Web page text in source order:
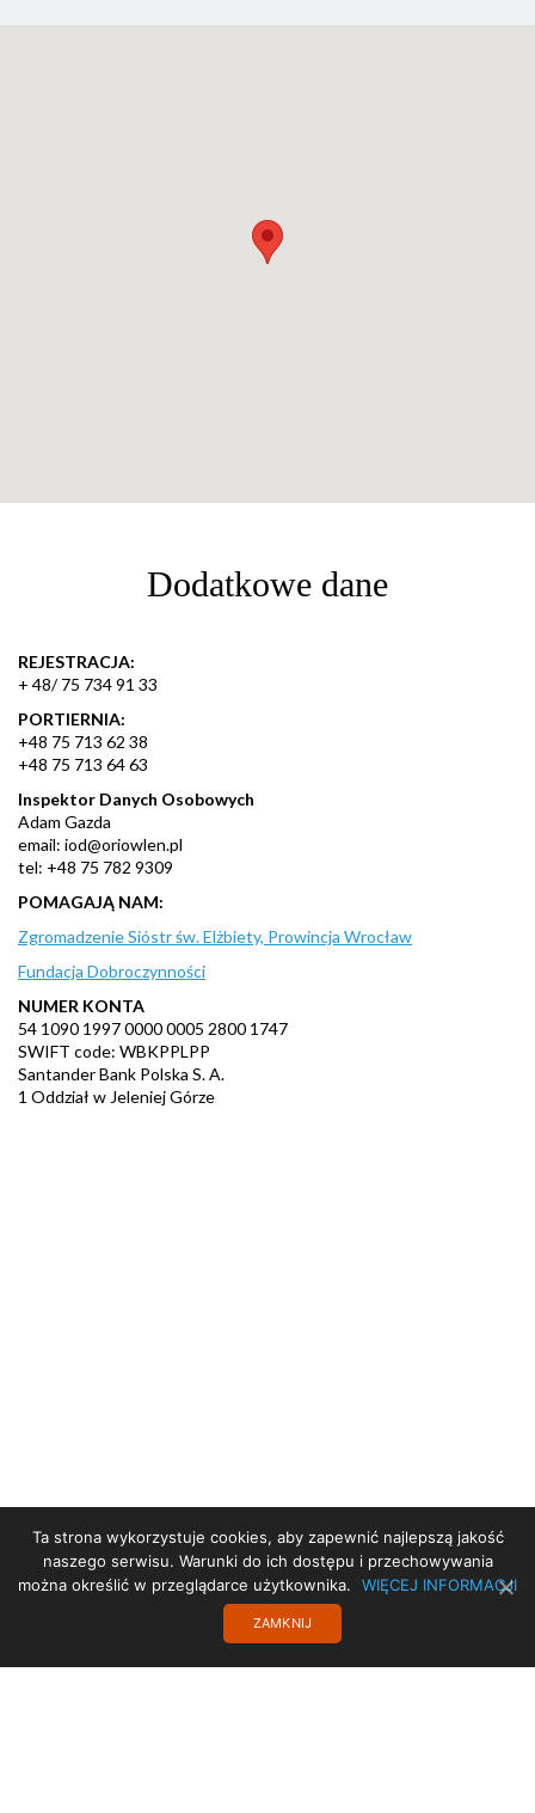
Dodatkowe dane
REJESTRACJA:
+ 48/ 75 734 91 33
PORTIERNIA:
+48 75 713 62 38
+48 75 713 64 63
Inspektor Danych Osobowych
Adam Gazda
email: iod@oriowlen.pl
tel: +48 75 782 9309
POMAGAJĄ NAM:
Zgromadzenie Sióstr św. Elżbiety, Prowincja Wrocław
Fundacja Dobroczynności
NUMER KONTA
54 1090 1997 0000 0005 2800 1747
SWIFT code: WBKPPLPP
Santander Bank Polska S. A.
1 Oddział w Jeleniej Górze
Ta strona wykorzystuje cookies, aby zapewnić najlepszą jakość
naszego serwisu. Warunki do ich dostępu i przechowywania
można określić w przeglądarce użytkownika.
WIĘCEJ INFORMACJI
ZAMKNIJ
STRONA GŁÓWNA
DEKLARACJA DOSTĘPNOŚCI
PROJEKT UE